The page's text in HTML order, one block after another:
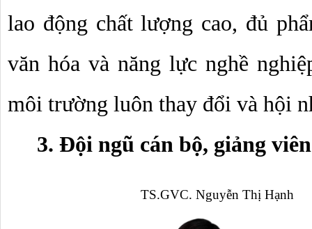
lao động chất lượng cao, đủ
văn hóa và năng lực nghề
môi trường luôn thay đổi và hội
3. Đội ngũ cán bộ, giảng
TS.GVC. Nguyễn Thị Hạnh